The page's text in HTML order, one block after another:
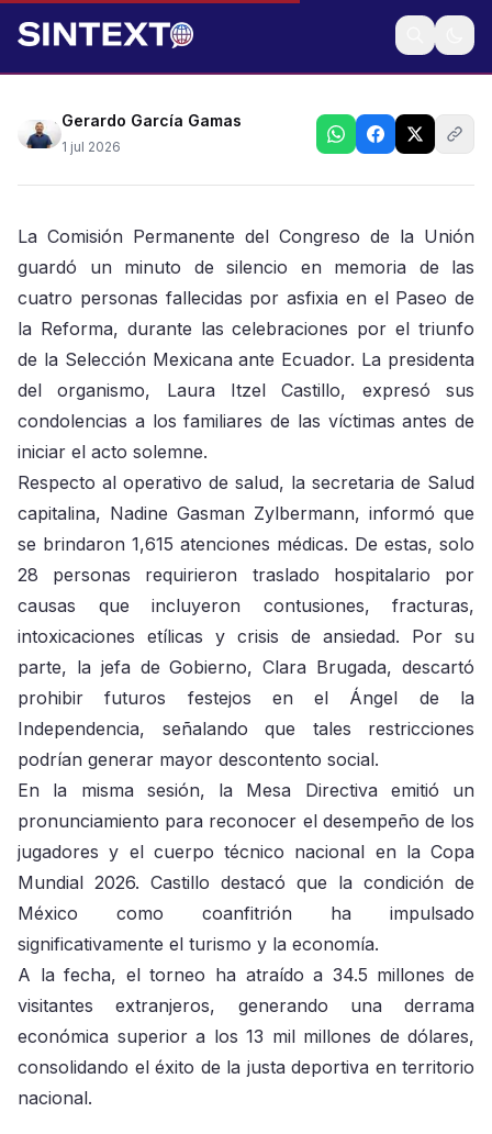
La sesión permanente lamentó los acontecimientos
Gerardo García Gamas
1 jul 2026
La Comisión Permanente del Congreso de la Unión
guardó un minuto de silencio en memoria de las
cuatro personas fallecidas por asfixia en el Paseo de
la Reforma, durante las celebraciones por el triunfo
de la Selección Mexicana ante Ecuador. La presidenta
del organismo, Laura Itzel Castillo, expresó sus
condolencias a los familiares de las víctimas antes de
iniciar el acto solemne.
Respecto al operativo de salud, la secretaria de Salud
capitalina, Nadine Gasman Zylbermann, informó que
se brindaron 1,615 atenciones médicas. De estas, solo
28 personas requirieron traslado hospitalario por
causas que incluyeron contusiones, fracturas,
intoxicaciones etílicas y crisis de ansiedad. Por su
parte, la jefa de Gobierno, Clara Brugada, descartó
prohibir futuros festejos en el Ángel de la
Independencia, señalando que tales restricciones
podrían generar mayor descontento social.
En la misma sesión, la Mesa Directiva emitió un
pronunciamiento para reconocer el desempeño de los
jugadores y el cuerpo técnico nacional en la Copa
Mundial 2026. Castillo destacó que la condición de
México como coanfitrión ha impulsado
significativamente el turismo y la economía.
A la fecha, el torneo ha atraído a 34.5 millones de
visitantes extranjeros, generando una derrama
económica superior a los 13 mil millones de dólares,
consolidando el éxito de la justa deportiva en territorio
nacional.